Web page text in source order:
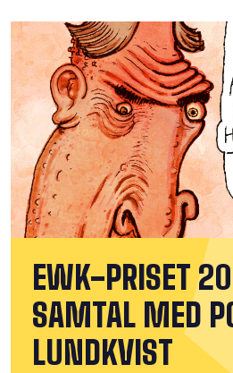
EWK-PRISET
SAMTAL MED
LUNDKVIST